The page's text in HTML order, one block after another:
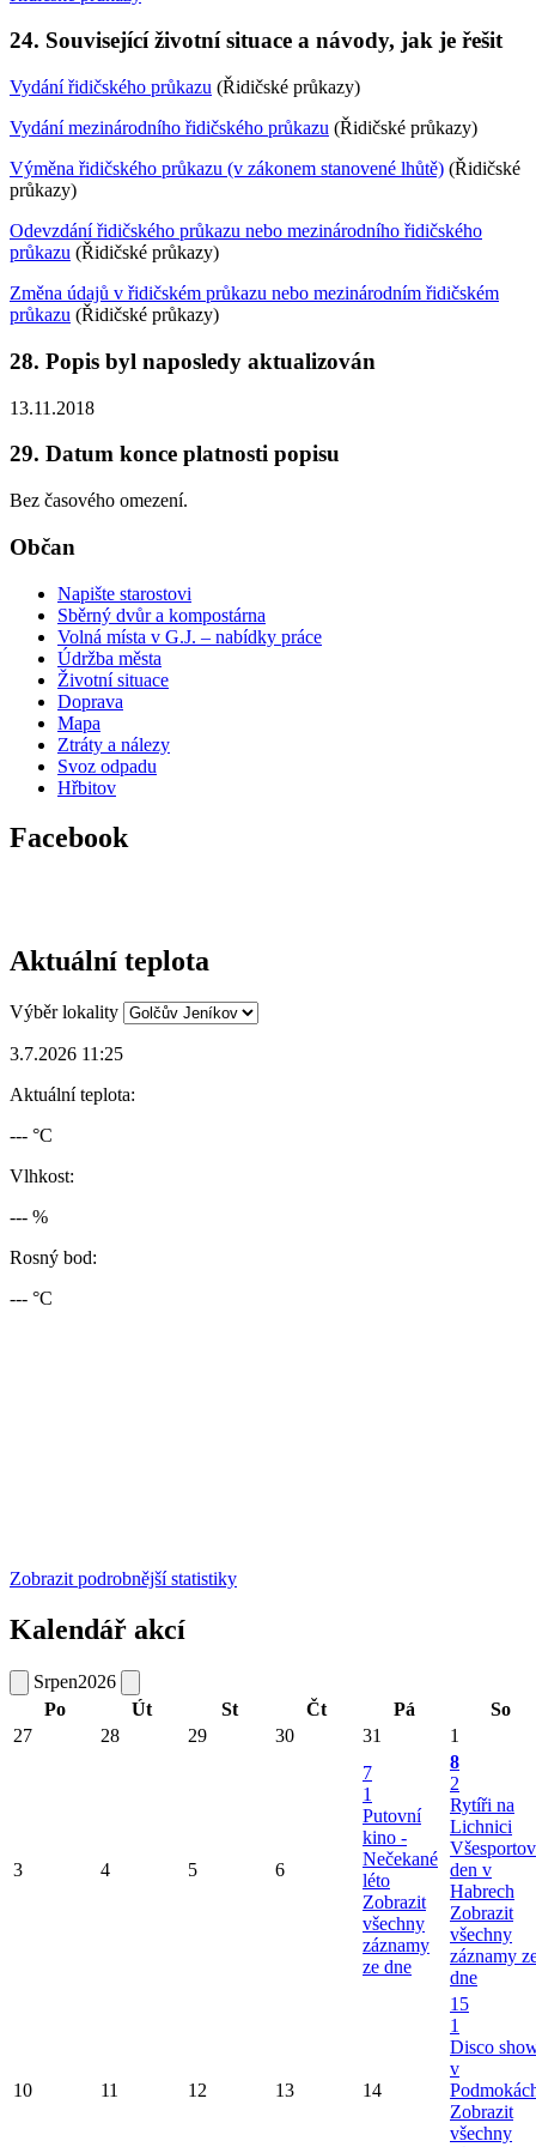
24. Související životní situace a návody, jak je řešit
Vydání řidičského průkazu (Řidičské průkazy)
Vydání mezinárodního řidičského průkazu (Řidičské průkazy)
Výměna řidičského průkazu (v zákonem stanovené lhůtě) (Řidičské
průkazy)
Odevzdání řidičského průkazu nebo mezinárodního řidičského
průkazu (Řidičské průkazy)
Změna údajů v řidičském průkazu nebo mezinárodním řidičském
průkazu (Řidičské průkazy)
28. Popis byl naposledy aktualizován
13.11.2018
29. Datum konce platnosti popisu
Bez časového omezení.
Občan
Napište starostovi
Sběrný dvůr a kompostárna
Volná místa v G.J. – nabídky práce
Údržba města
Životní situace
Doprava
Mapa
Ztráty a nálezy
Svoz odpadu
Hřbitov
Facebook
Aktuální teplota
Výběr lokality
3.7.2026 11:25
Aktuální teplota:
--- °C
Vlhkost:
--- %
Rosný bod:
--- °C
Zobrazit podrobnější statistiky
Kalendář akcí
Srpen2026
Po
Út St Čt Pá
So
27
28 29 30 31 1
3 4 5 6
7
1
Putovní
kino -
Nečekané
léto
Zobrazit
všechny
záznamy
ze dne
8
2
Rytíři na
Lichnici
den v
Habrech
Zobrazit
všechny
záznamy
dne
10 11 12 13 14
15
1
Disco
v
Zobrazit
všechny